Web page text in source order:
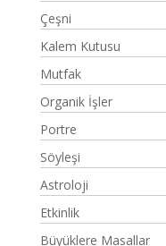
Çeşni
Kalem Kutusu
Mutfak
Organik İşler
Portre
Söyleşi
Astroloji
Etkinlik
Büyüklere Masallar